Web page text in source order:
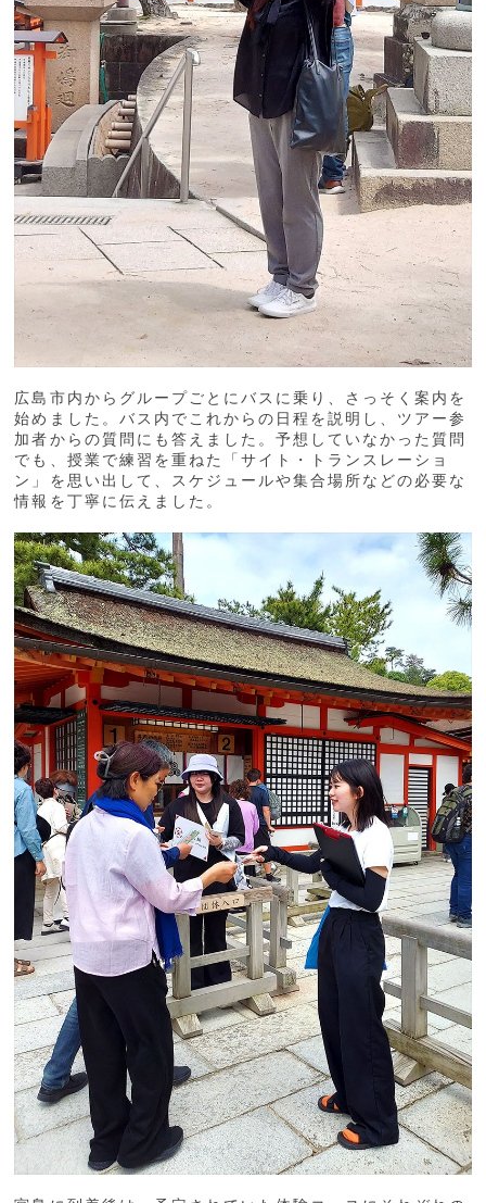
広島市内からグループごとにバスに乗り、さっそく案内を
始めました。バス内でこれからの日程を説明し、ツアー参
加者からの質問にも答えました。予想していなかった質問
でも、授業で練習を重ねた「サイト・トランスレーショ
ン」を思い出して、スケジュールや集合場所などの必要な
情報を丁寧に伝えました。